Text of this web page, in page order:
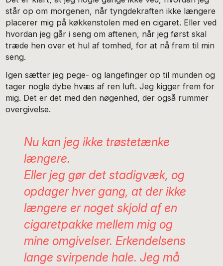
står op om morgenen, når tyngdekraften ikke længere
placerer mig på køkkenstolen med en cigaret. Eller ved
hvordan jeg går i seng om aftenen, når jeg først skal
træde hen over et hul af tomhed, for at nå frem til min
seng.
Igen sætter jeg pege- og langefinger op til munden og
tager nogle dybe hvæs af ren luft. Jeg kigger frem for
mig. Det er det med den nøgenhed, der også rummer
overgivelse.
Nu kan jeg ikke trøstetænke
længere.
Eller jeg gør det stadigvæk, og
opdager hver gang, at der ikke
længere er noget skjold af en
cigaretpakke mellem mig og
mine omgivelser. Erkendelsens
lange svirpende hale. Jeg må